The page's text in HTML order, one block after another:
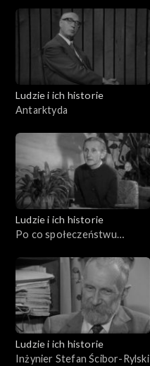
Ludzie i ich historie
Antarktyda
Ludzie i ich historie
Po co społeczeństwu
Ludzie i ich historie
Inżynier Stefan Ścibor-Rylski